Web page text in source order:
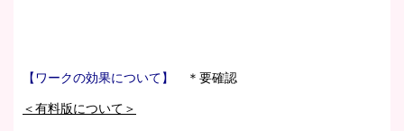
【ワークの効果について】 ＊要確認
＜有料版について＞